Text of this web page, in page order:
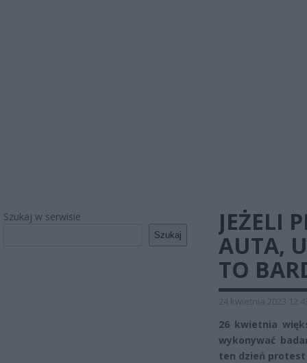
Szukaj w serwisie
Szukaj
JEŻELI
AUTA,
TO
24 kwietnia 2023
26 kwietnia
wykonywać
ten dzień protest